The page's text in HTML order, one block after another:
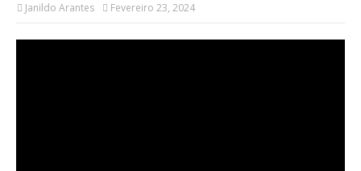
Janildo Arantes Fevereiro 23, 2024